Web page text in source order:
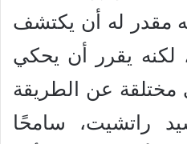
مقدر له أن يكتشف
لكنه يقرر أن يحكي
عن الطريقة
راتشيت، سامحًا